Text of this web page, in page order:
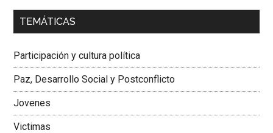
00:00 01:04
Dra. Carolina Corcho Mejía,Presidenta Corporación
Colombiana
TEMÁTICAS
Participación y cultura política
Paz, Desarrollo Social y Postconflicto
Jovenes
Victimas